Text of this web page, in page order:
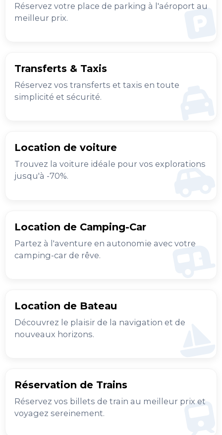
Réservez votre place de parking à l'aéroport au
meilleur prix.
Transferts & Taxis
Réservez vos transferts et taxis en toute
simplicité et sécurité.
Location de voiture
Trouvez la voiture idéale pour vos explorations
jusqu'à -70%.
Location de Camping-Car
Partez à l'aventure en autonomie avec votre
camping-car de rêve.
Location de Bateau
Découvrez le plaisir de la navigation et de
nouveaux horizons.
Réservation de Trains
Réservez vos billets de train au meilleur prix et
voyagez sereinement.